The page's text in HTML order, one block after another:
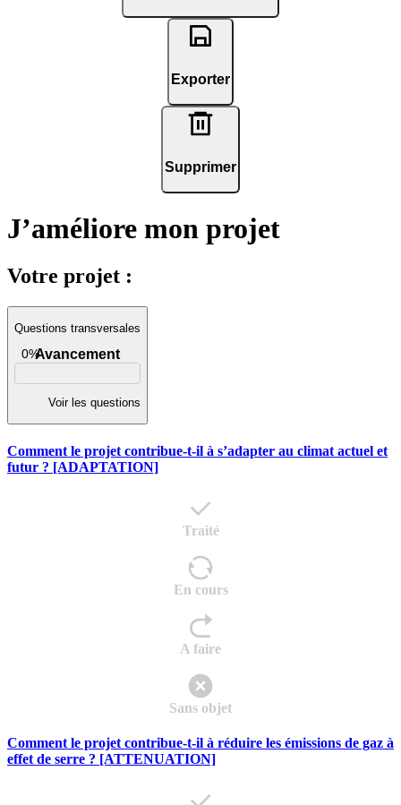
Exporter
Supprimer
J’améliore mon projet
Votre projet :
Questions transversales
Avancement
0%
Voir les questions
Comment le projet contribue-t-il à s’adapter au climat actuel et
futur ? [ADAPTATION]
Traité
En cours
A faire
Sans objet
Comment le projet contribue-t-il à réduire les émissions de gaz à
effet de serre ? [ATTENUATION]